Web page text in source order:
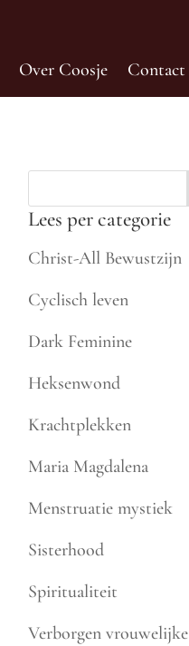
Over Coosje Contact
Lees per categorie
Christ-All Bewustzijn
Cyclisch leven
Dark Feminine
Heksenwond
Krachtplekken
Maria Magdalena
Menstruatie mystiek
Sisterhood
Spiritualiteit
Verborgen vrouwelijke